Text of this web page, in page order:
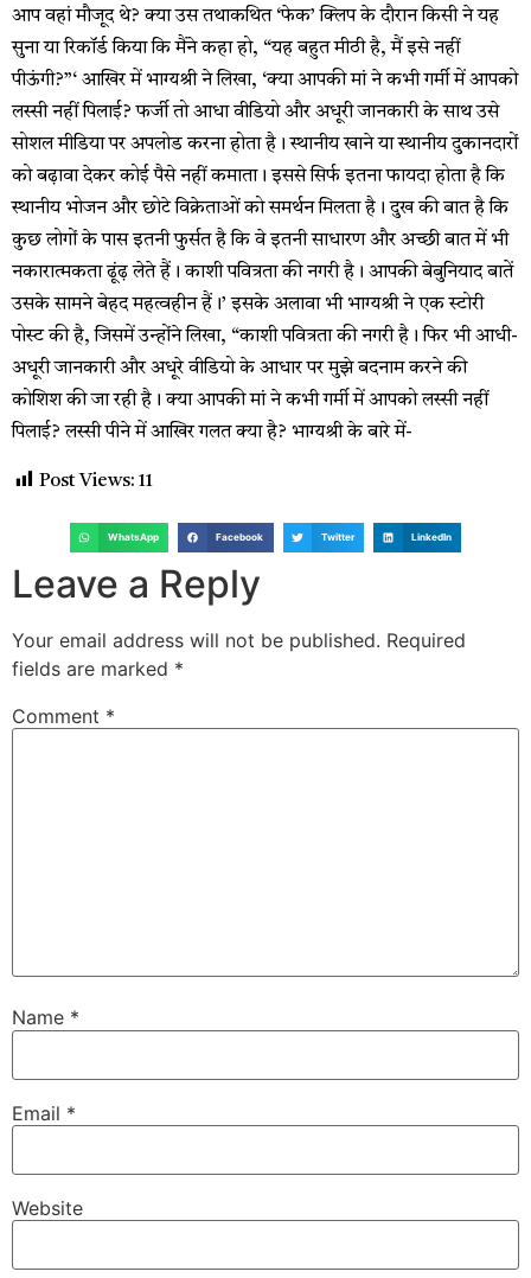
आप वहां मौजूद थे? क्या उस तथाकथित ‘फेक’ क्लिप के दौरान किसी ने यह
सुना या रिकॉर्ड किया कि मैंने कहा हो, “यह बहुत मीठी है, मैं इसे नहीं
पीऊंगी?”‘ आखिर में भाग्यश्री ने लिखा, ‘क्या आपकी मां ने कभी गर्मी में आपको
लस्सी नहीं पिलाई? फर्जी तो आधा वीडियो और अधूरी जानकारी के साथ उसे
सोशल मीडिया पर अपलोड करना होता है। स्थानीय खाने या स्थानीय दुकानदारों
को बढ़ावा देकर कोई पैसे नहीं कमाता। इससे सिर्फ इतना फायदा होता है कि
स्थानीय भोजन और छोटे विक्रेताओं को समर्थन मिलता है। दुख की बात है कि
कुछ लोगों के पास इतनी फुर्सत है कि वे इतनी साधारण और अच्छी बात में भी
नकारात्मकता ढूंढ़ लेते हैं। काशी पवित्रता की नगरी है। आपकी बेबुनियाद बातें
उसके सामने बेहद महत्वहीन हैं।’ इसके अलावा भी भाग्यश्री ने एक स्टोरी
पोस्ट की है, जिसमें उन्होंने लिखा, “काशी पवित्रता की नगरी है। फिर भी आधी-
अधूरी जानकारी और अधूरे वीडियो के आधार पर मुझे बदनाम करने की
कोशिश की जा रही है। क्या आपकी मां ने कभी गर्मी में आपको लस्सी नहीं
पिलाई? लस्सी पीने में आखिर गलत क्या है? भाग्यश्री के बारे में-
Post Views: 11
WhatsApp Facebook Twitter LinkedIn
Leave a Reply
Your email address will not be published. Required
fields are marked *
Comment *
Name *
Email *
Website